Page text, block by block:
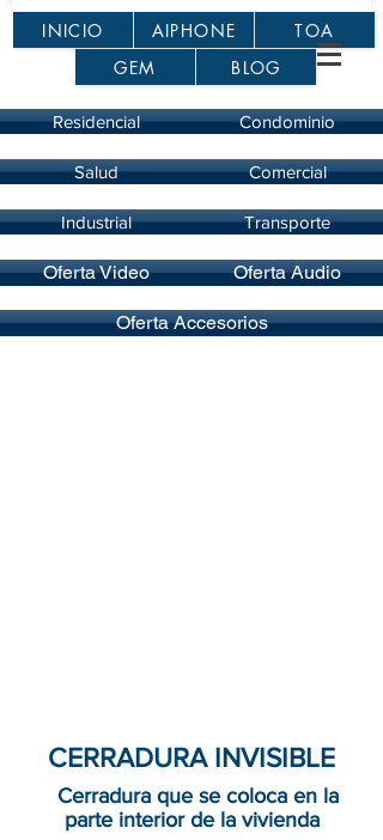
INICIO AIPHONE
TOA
GEM
BLOG
Residencial Condominio
Salud Comercial
Industrial Transporte
Oferta Video Oferta Audio
Oferta Accesorios
CERRADURA INVISIBLE
Cerradura que se coloca en la
parte interior de la vivienda